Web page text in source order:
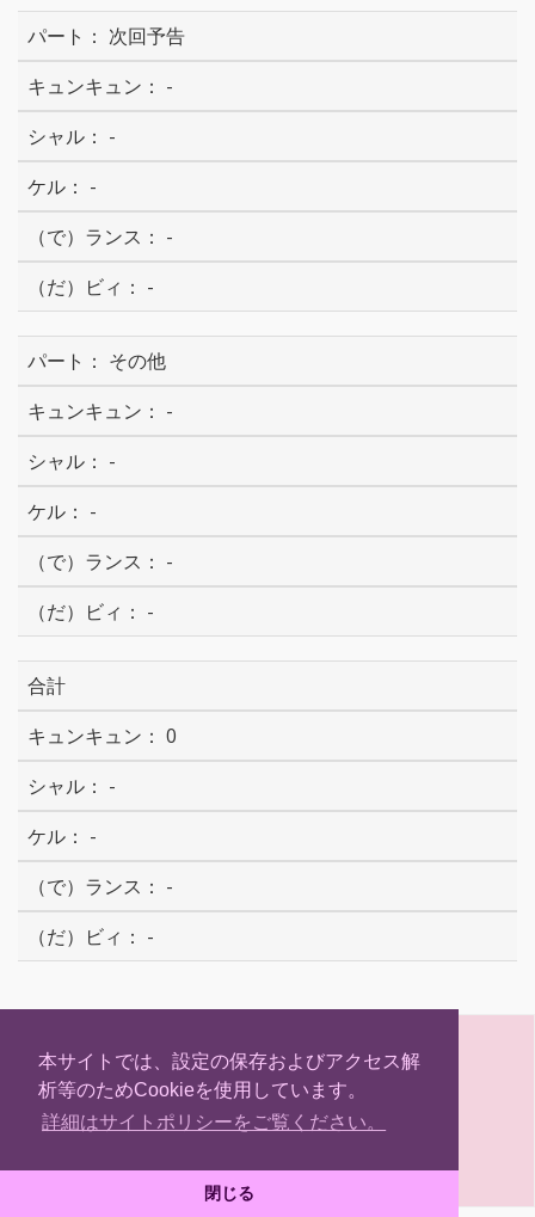
本サイトでは、設定の保存およびアクセス解
析等のためCookieを使用しています。
詳細はサイトポリシーをご覧ください。
閉じる
次回予告
-
-
-
-
-
その他
-
-
-
-
-
合計
0
-
-
-
-
h
a
r
e
w
i
t
t
e
a
c
e
b
o
k
a
t
e
n
a
(C) Hokkaidosm